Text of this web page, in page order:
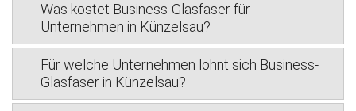
Was kostet Business-Glasfaser für
Unternehmen in Künzelsau?
Für welche Unternehmen lohnt sich Business-
Glasfaser in Künzelsau?